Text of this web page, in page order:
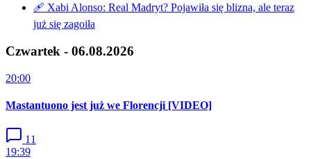
🩹 Xabi Alonso: Real Madryt? Pojawiła się blizna, ale teraz
już się zagoiła
Czwartek - 06.08.2026
20:00
Mastantuono jest już we Florencji [VIDEO]
11
19:39